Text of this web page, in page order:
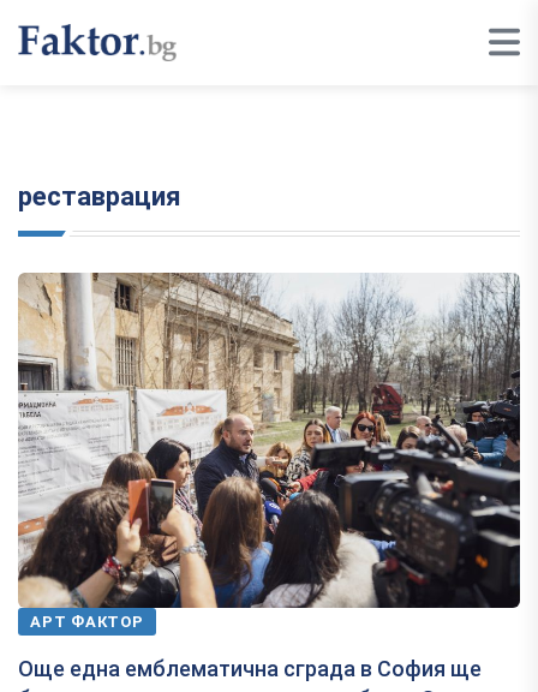
реставрация
АРТ ФАКТОР
Още една емблематична сграда в София ще